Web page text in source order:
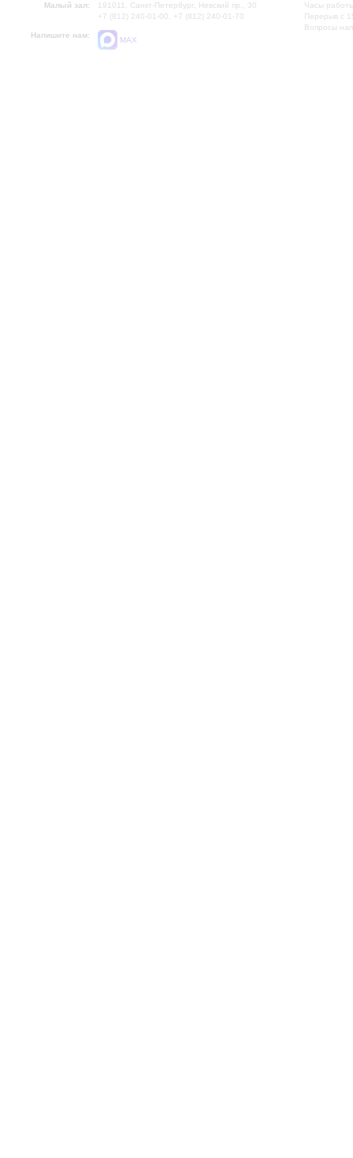
Малый зал:
191011, Санкт-Петербург, Невский пр., 30
+7 (812) 240-01-00, +7 (812) 240-01-70
Напишите нам:
MAX
Часы
Перерыв с
Вопросы